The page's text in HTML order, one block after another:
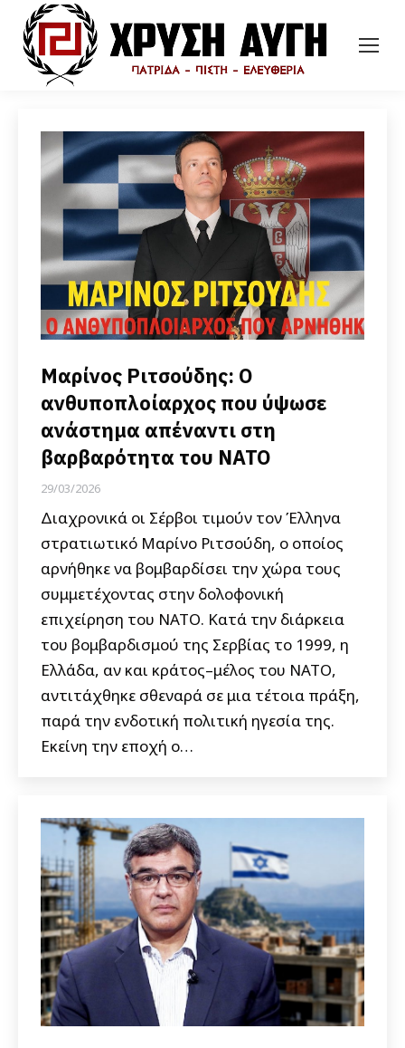
Μαρίνος Ριτσούδης: Ο
ανθυποπλοίαρχος που ύψωσε
ανάστημα απέναντι στη
βαρβαρότητα του ΝΑΤΟ
29/03/2026
Διαχρονικά οι Σέρβοι τιμούν τον Έλληνα
στρατιωτικό Μαρίνο Ριτσούδη, ο οποίος
αρνήθηκε να βομβαρδίσει την χώρα τους
συμμετέχοντας στην δολοφονική
επιχείρηση του ΝΑΤΟ. Κατά την διάρκεια
του βομβαρδισμού της Σερβίας το 1999, η
Ελλάδα, αν και κράτος–μέλος του ΝΑΤΟ,
αντιτάχθηκε σθεναρά σε μια τέτοια πράξη,
παρά την ενδοτική πολιτική ηγεσία της.
Εκείνη την εποχή ο…